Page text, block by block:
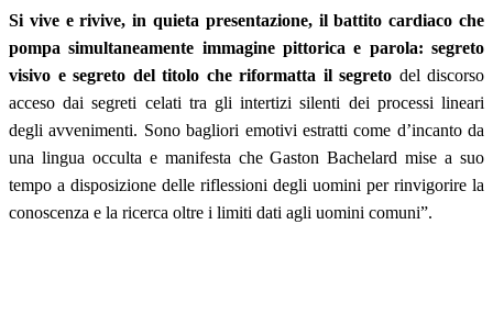
Si vive e rivive, in quieta presentazione, il battito cardiaco che
pompa simultaneamente immagine pittorica e parola: segreto
visivo e segreto del titolo che riformatta il segreto del discorso
acceso dai segreti celati tra gli intertizi silenti dei processi lineari
degli avvenimenti. Sono bagliori emotivi estratti come d’incanto da
una lingua occulta e manifesta che Gaston Bachelard mise a suo
tempo a disposizione delle riflessioni degli uomini per rinvigorire la
conoscenza e la ricerca oltre i limiti dati agli uomini comuni”.